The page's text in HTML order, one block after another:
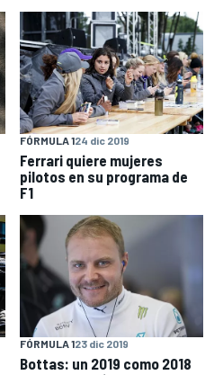
FÓRMULA 124 dic 2019
Ferrari quiere mujeres
pilotos en su programa de
F1
FÓRMULA 123 dic 2019
Bottas: un 2019 como 2018